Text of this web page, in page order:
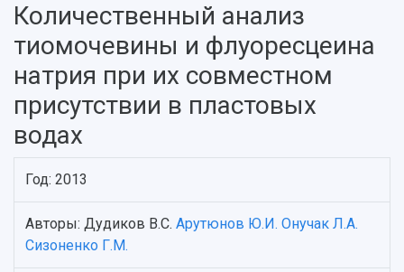
Об университете
История
Новости
Главные новости
Образование
Почему я выбираю Самарский университет?
Научно-исследовательская деятельность
Основные научные направления
Количественный анализ
тиомочевины и флуоресцеина
натрия при их совместном
присутствии в пластовых
водах
Год: 2013
Авторы: Дудиков В.С. Арутюнов Ю.И. Онучак Л.А.
Сизоненко Г.М.